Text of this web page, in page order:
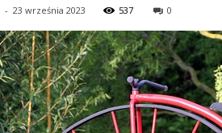
- 23 września 2023 537 0